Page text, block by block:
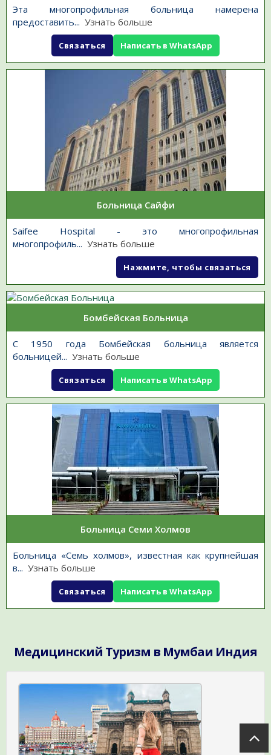
Эта многопрофильная больница намерена
предоставить... Узнать больше
Связаться Написать в WhatsApp
Больница Сайфи
Saifee Hospital - это многопрофильная
многопрофиль... Узнать больше
Нажмите, чтобы связаться
Бомбейская Больница
С 1950 года Бомбейская больница является
больницей... Узнать больше
Связаться Написать в WhatsApp
Больница Семи Холмов
Больница «Семь холмов», известная как крупнейшая
в... Узнать больше
Связаться Написать в WhatsApp
Медицинский Туризм в Мумбаи Индия